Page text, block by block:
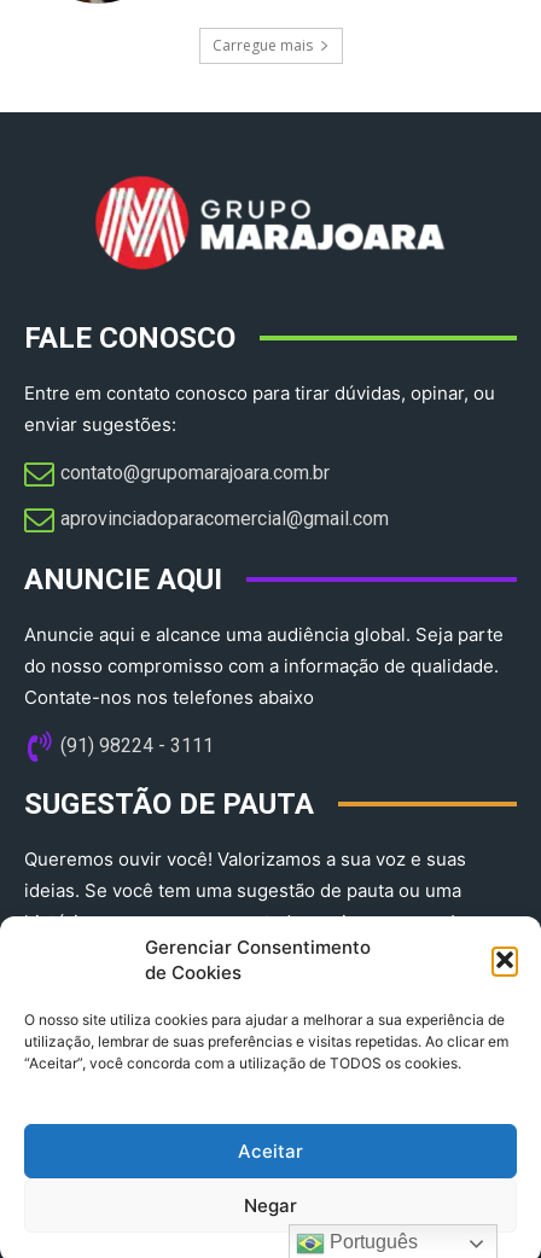
Gerenciar Consentimento
de Cookies
O nosso site utiliza cookies para ajudar a melhorar a sua experiência de
utilização, lembrar de suas preferências e visitas repetidas. Ao clicar em
“Aceitar”, você concorda com a utilização de TODOS os cookies.
Aceitar
Negar
Carregue mais
FALE CONOSCO
Entre em contato conosco para tirar dúvidas, opinar, ou
enviar sugestões:
contato@grupomarajoara.com.br
aprovinciadoparacomercial@gmail.com​
ANUNCIE AQUI
Anuncie aqui e alcance uma audiência global. Seja parte
do nosso compromisso com a informação de qualidade.
Contate-nos nos telefones abaixo
(91) 98224 - 3111
SUGESTÃO DE PAUTA
Queremos ouvir você! Valorizamos a sua voz e suas
ideias. Se você tem uma sugestão de pauta ou uma
história que merece ser contada, envie-nos agora!
(91) 98224 - 3111
© 2025 A Província do Pará CNPJ: 04.901.141/0001-36 End .
Trav. Quintino Bocaiuva 2301, Ed. Rogério Fernandez – Sala
2701- Cremação – CEP 66045.315
Português